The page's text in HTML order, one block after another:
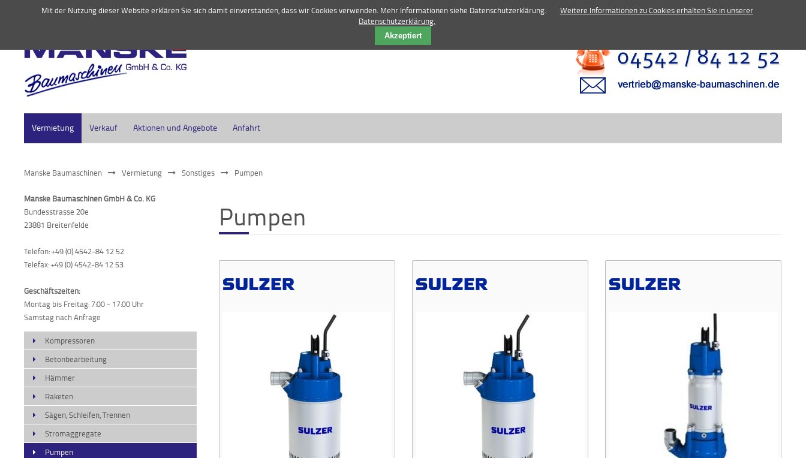
04542 84 12 52 | vertrieb@manske-baumaschinen.de
Vermietung Verkauf Aktionen und Angebote Anfahrt
Manske Baumaschinen Vermietung Sonstiges Pumpen
Pumpen
Manske Baumaschinen GmbH & Co. KG
Bundesstrasse 20e
23881 Breitenfelde
Telefon: +49 (0) 4542-84 12 52
Telefax: +49 (0) 4542-84 12 53
Geschäftszeiten:
Montag bis Freitag: 7:00 - 17:00 Uhr
Samstag nach Anfrage
Kompressoren
Betonbearbeitung
Hämmer
Raketen
Sägen, Schleifen, Trennen
Stromaggregate
Pumpen
Mit der Nutzung dieser Website erklären Sie sich damit einverstanden, dass wir Cookies verwenden. Mehr Informationen siehe Datenschutzerklärung.
Weitere Informationen zu Cookies erhalten Sie in unserer
Datenschutzerklärung.
Akzeptiert